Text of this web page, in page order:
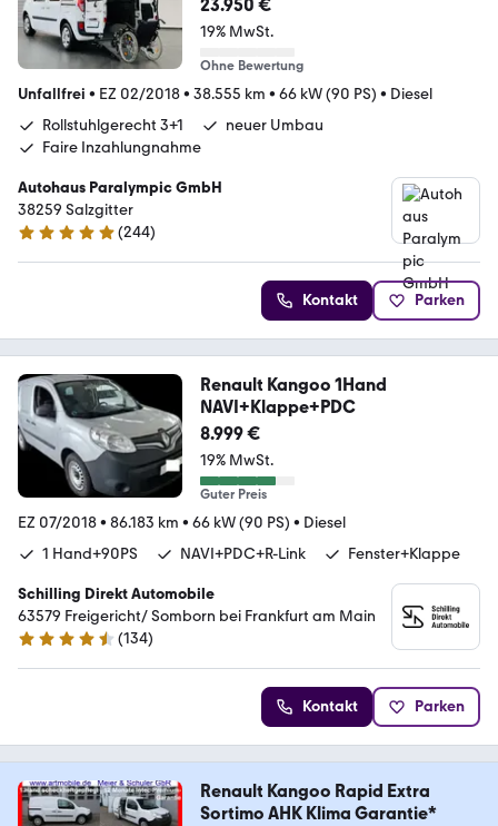
23.950 €
19% MwSt.
Ohne Bewertung
Unfallfrei • EZ 02/2018• 38.555 km • 66 kW (90 PS) • Diesel
Rollstuhlgerecht 3+1
neuer Umbau
Faire Inzahlungnahme
Autohaus Paralympic GmbH
38259 Salzgitter
5 Sterne
(244)
Kontakt Parken
Renault Kangoo 1Hand
NAVI+Klappe+PDC
8.999 €
19% MwSt.
Guter Preis
EZ 07/2018• 86.183 km • 66 kW (90 PS) • Diesel
1 Hand+90PS
NAVI+PDC+R-Link Fenster+Klappe
Schilling Direkt Automobile
63579 Freigericht/ Somborn bei Frankfurt am Main
4.7 Sterne
(134)
Kontakt Parken
Renault Kangoo Rapid Extra
Sortimo AHK Klima Garantie*